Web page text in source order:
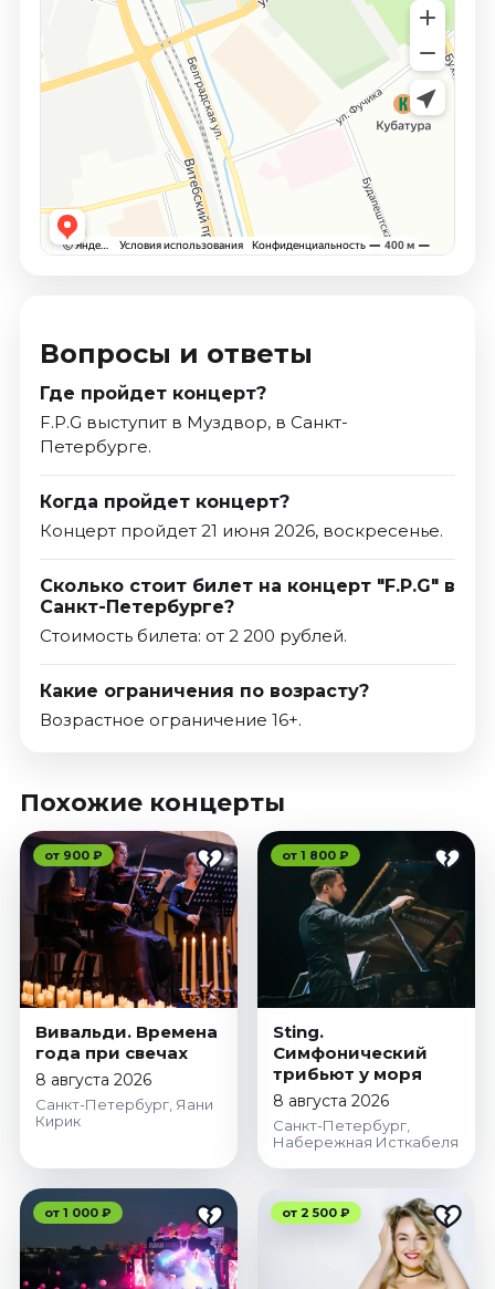
Вопросы и ответы
Где пройдет концерт?
F.P.G выступит в Муздвор, в Санкт-
Петербурге.
Когда пройдет концерт?
Концерт пройдет 21 июня 2026, воскресенье.
Сколько стоит билет на концерт "F.P.G" в
Санкт-Петербурге?
Стоимость билета: от 2 200 рублей.
Какие ограничения по возрасту?
Возрастное ограничение 16+.
Похожие концерты
от 900 ₽
Вивальди. Времена
года при свечах
8 августа 2026
Санкт-Петербург, Яани
Кирик
от 1 800 ₽
Sting.
Симфонический
трибьют у моря
8 августа 2026
Санкт-Петербург,
Набережная Исткабеля
от 1 000 ₽ от 2 500 ₽